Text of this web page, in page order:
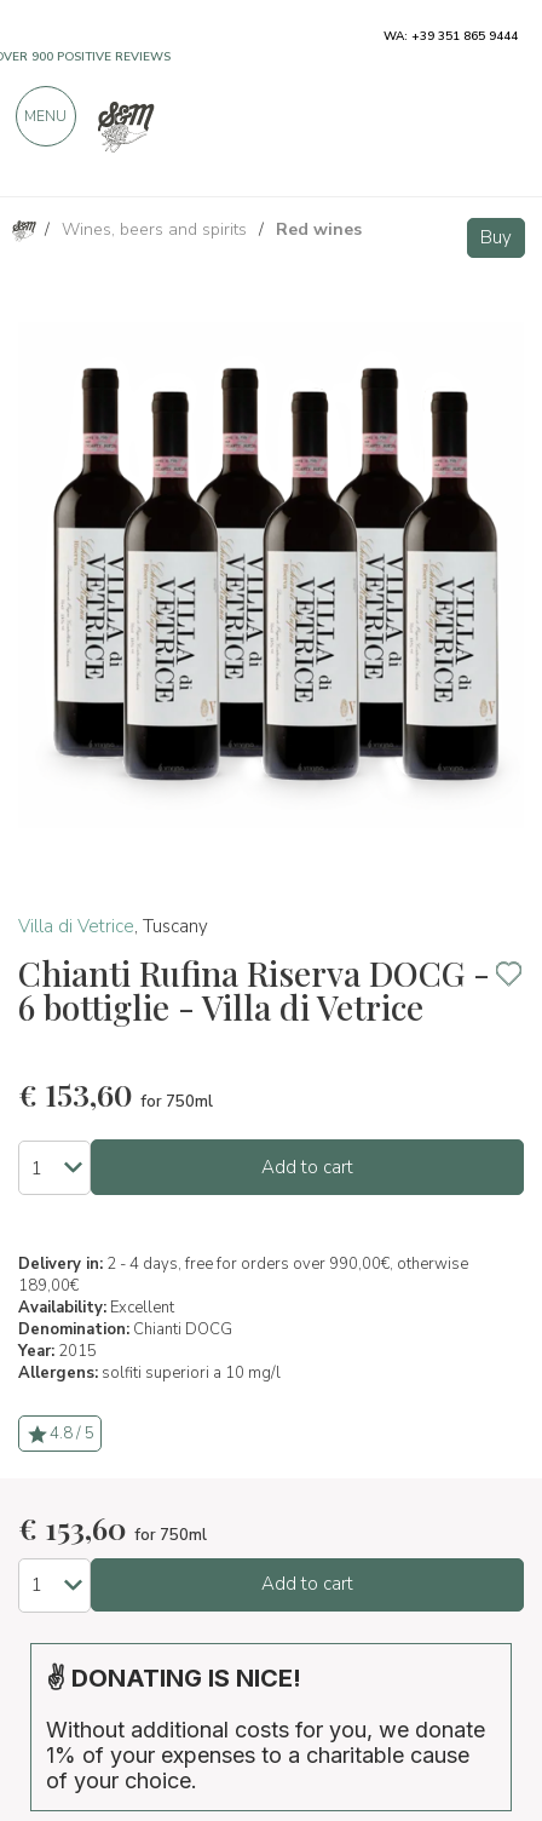
/ Wines, beers and spirits / Red wines Buy
Villa di Vetrice, Tuscany
Chianti Rufina Riserva DOCG -
6 bottiglie - Villa di Vetrice
€ 153,60 for 750ml
Add to cart
Delivery in: 2 - 4 days, free for orders over 990,00€, otherwise
189,00€
Availability: Excellent
Denomination: Chianti DOCG
Year: 2015
Allergens: solfiti superiori a 10 mg/l
4.8 / 5
€ 153,60 for 750ml
Add to cart
✌ DONATING IS NICE!
Without additional costs for you, we donate
1% of your expenses to a charitable cause
of your choice.
Buy
WA: +39 351 865 9444
MENU